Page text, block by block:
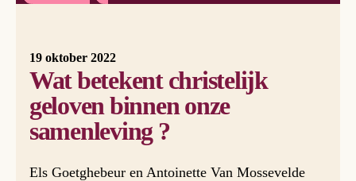
19 oktober 2022
Wat betekent christelijk
geloven binnen onze
samenleving ?
Els Goetghebeur en Antoinette Van Mossevelde